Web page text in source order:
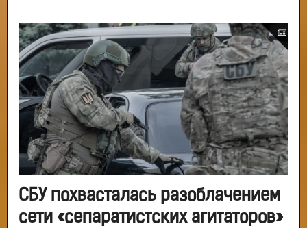
СБУ похвасталась разоблачением
сети «сепаратистских агитаторов»